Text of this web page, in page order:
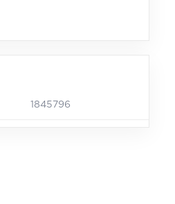
1845796